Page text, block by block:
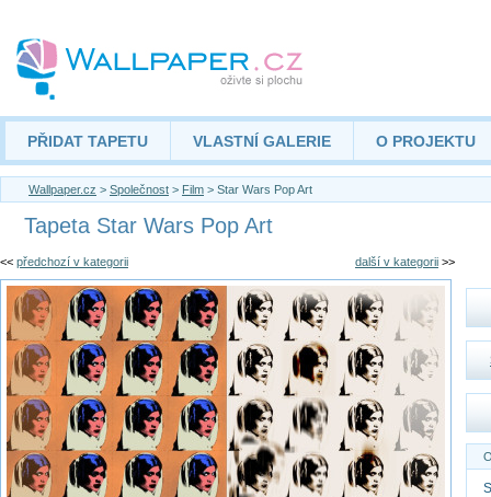
PŘIDAT TAPETU VLASTNÍ GALERIE O PROJEKTU
Wallpaper.cz > Společnost > Film > Star Wars Pop Art
Tapeta Star Wars Pop Art
<< předchozí v kategorii další v kategorii >>